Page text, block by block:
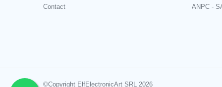
Contact
ANPC -
©Copyright ElfElectronicArt SRL 2026